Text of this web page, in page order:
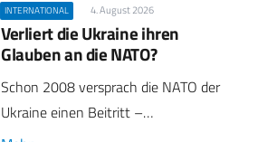
INTERNATIONAL 4. August 2026
Verliert die Ukraine ihren
Glauben an die NATO?
Schon 2008 versprach die NATO der
Ukraine einen Beitritt –…